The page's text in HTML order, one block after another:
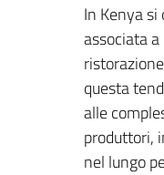
In Kenya
associata
questa
alle
produttori,
nel lungo